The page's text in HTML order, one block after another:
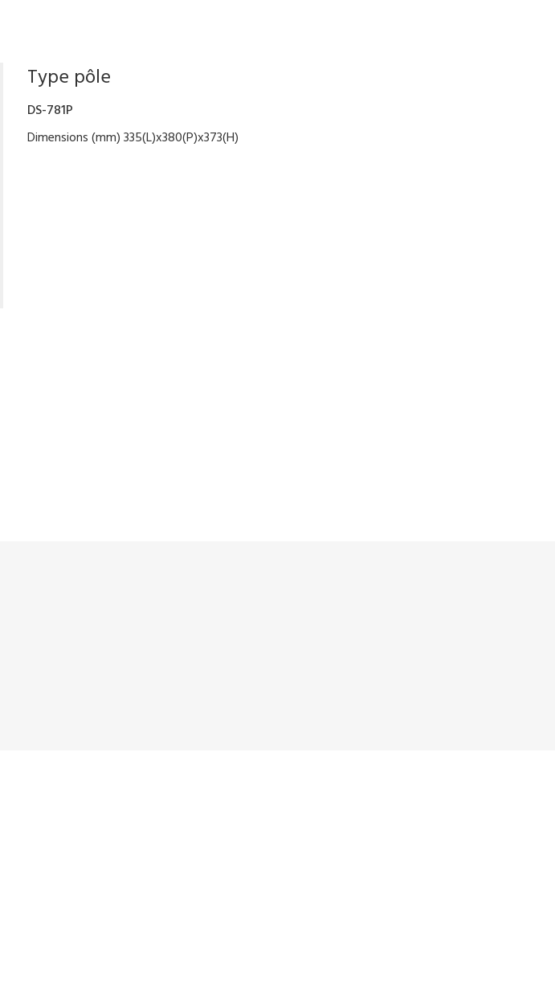
Type pôle
DS-781P
Dimensions (mm) 335(L)x380(P)x373(H)